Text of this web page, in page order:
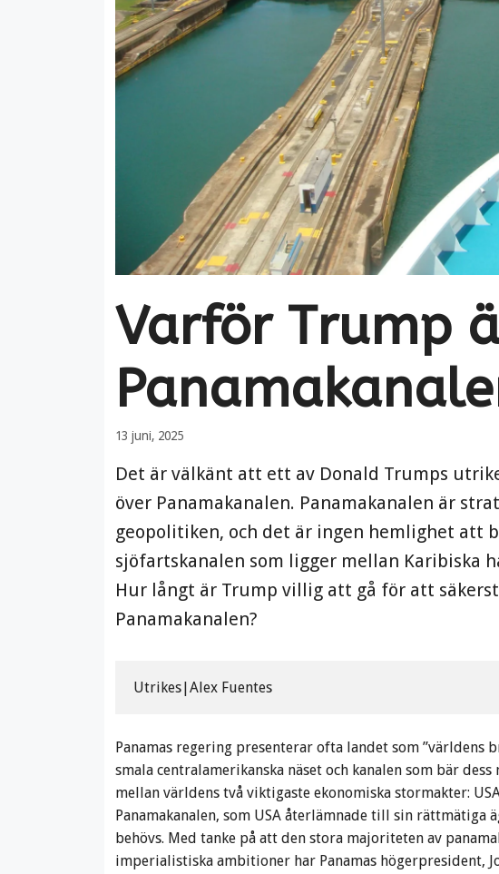
Varför Trump
13 juni, 2025
Det är välkänt att ett av Donald Trumps
över Panamakanalen. Panamakanalen är
geopolitiken, och det är ingen hemlighet att
sjöfartskanalen som ligger mellan Karibiska
Hur långt är Trump villig att gå för att
Panamakanalen?
Utrikes|Alex Fuentes
Panamas regering presenterar ofta landet som ”världens
smala centralamerikanska näset och kanalen som bär
mellan världens två viktigaste ekonomiska stormakter:
Panamakanalen, som USA återlämnade till sin
behövs. Med tanke på att den stora majoriteten av
imperialistiska ambitioner har Panamas högerpresident,